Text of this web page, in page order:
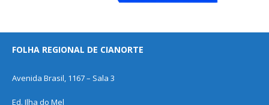
FOLHA REGIONAL DE CIANORTE
Avenida Brasil, 1167 – Sala 3
Ed. Ilha do Mel